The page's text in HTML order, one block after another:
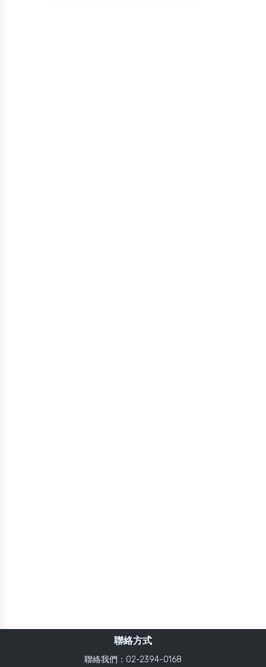
聯絡方式
聯絡我們：02-2394-0168